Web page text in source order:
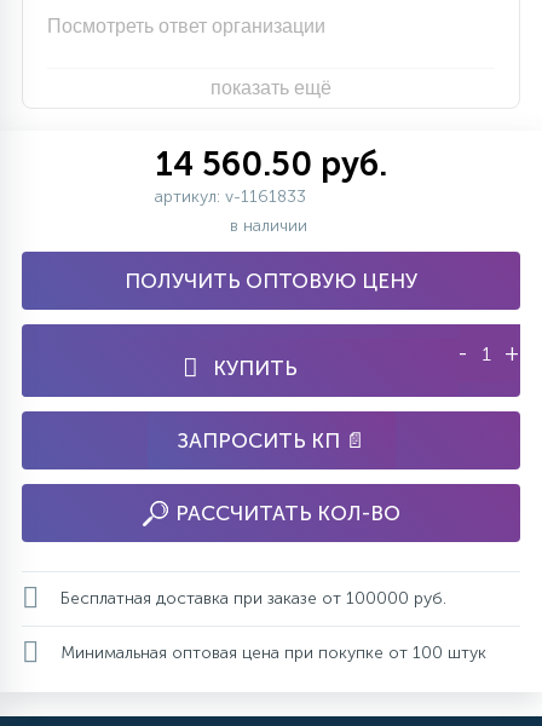
Посмотреть ответ организации
показать ещё
14 560.50 руб.
артикул: v-1161833
в наличии
ПОЛУЧИТЬ ОПТОВУЮ ЦЕНУ
КУПИТЬ
- +
ЗАПРОСИТЬ КП 📄
РАССЧИТАТЬ КОЛ-ВО
Бесплатная доставка при заказе от 100000 руб.
Минимальная оптовая цена при покупке от 100 штук